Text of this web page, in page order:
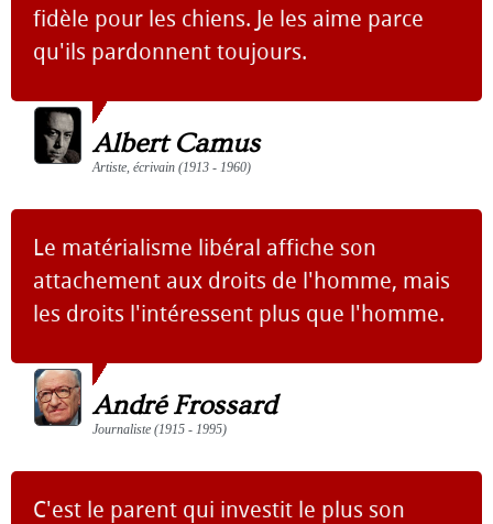
fidèle pour les chiens. Je les aime parce
qu'ils pardonnent toujours.
Albert Camus
Artiste, écrivain (1913 - 1960)
Le matérialisme libéral affiche son
attachement aux droits de l'homme, mais
les droits l'intéressent plus que l'homme.
André Frossard
Journaliste (1915 - 1995)
C'est le parent qui investit le plus son